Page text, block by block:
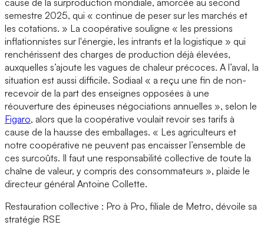
cause de la surproduction mondiale, amorcée au second
semestre 2025, qui « continue de peser sur les marchés et
les cotations. » La coopérative souligne « les pressions
inflationnistes sur l'énergie, les intrants et la logistique » qui
renchérissent des charges de production déjà élevées,
auxquelles s’ajoute les vagues de chaleur précoces. A l’aval, la
situation est aussi difficile. Sodiaal « a reçu une fin de non-
recevoir de la part des enseignes opposées à une
réouverture des épineuses négociations annuelles », selon le
Figaro, alors que la coopérative voulait revoir ses tarifs à
cause de la hausse des emballages. « Les agriculteurs et
notre coopérative ne peuvent pas encaisser l’ensemble de
ces surcoûts. Il faut une responsabilité collective de toute la
chaîne de valeur, y compris des consommateurs », plaide le
directeur général Antoine Collette.
Restauration collective : Pro à Pro, filiale de Metro, dévoile sa
stratégie RSE